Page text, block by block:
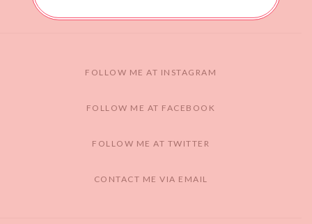
FOLLOW ME AT INSTAGRAM
FOLLOW ME AT FACEBOOK
FOLLOW ME AT TWITTER
CONTACT ME VIA EMAIL